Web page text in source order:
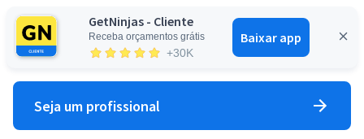
GetNinjas - Cliente
Receba orçamentos grátis
+30K
Baixar app
Entrar
Seja um profissional